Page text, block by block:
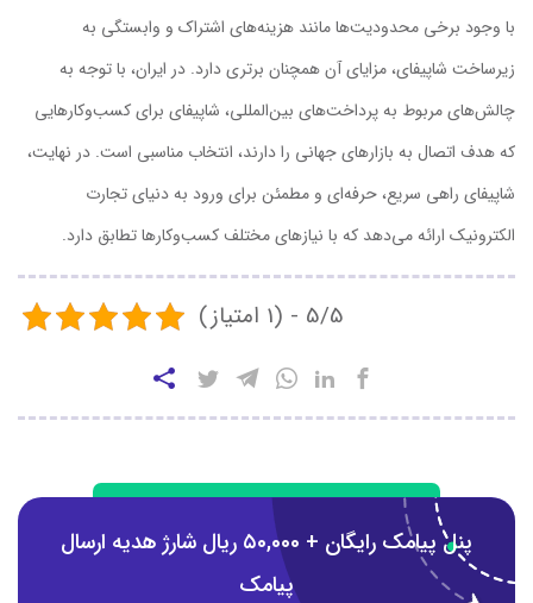
با وجود برخی محدودیت‌ها مانند هزینه‌های اشتراک و وابستگی به
زیرساخت شاپیفای، مزایای آن همچنان برتری دارد. در ایران، با توجه به
چالش‌های مربوط به پرداخت‌های بین‌المللی، شاپیفای برای کسب‌وکارهایی
که هدف اتصال به بازارهای جهانی را دارند، انتخاب مناسبی است. در نهایت،
شاپیفای راهی سریع، حرفه‌ای و مطمئن برای ورود به دنیای تجارت
الکترونیک ارائه می‌دهد که با نیازهای مختلف کسب‌وکارها تطابق دارد.
5/5 - (1 امتیاز)
پنل پیامک رایگان + ۵0,000 ریال شارژ هدیه ارسال
پیامک